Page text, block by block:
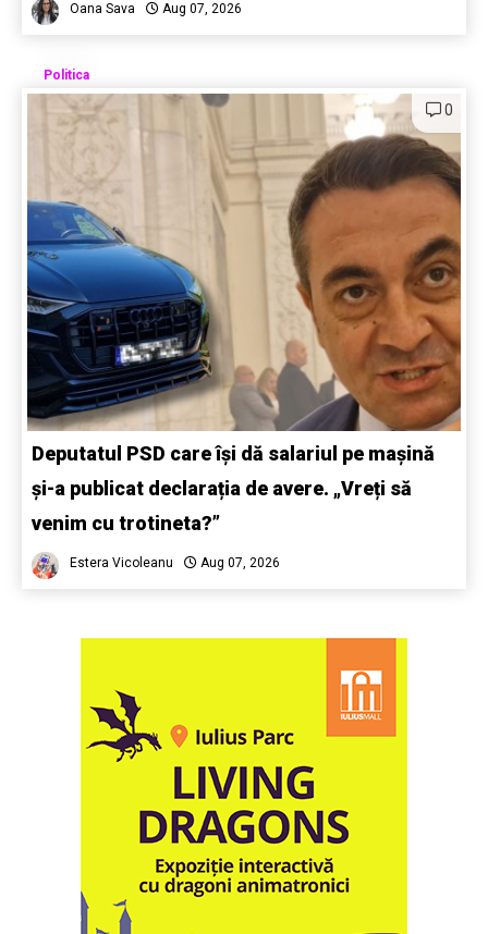
Oana Sava Aug 07, 2026
Politica
0
Deputatul PSD care își dă salariul pe mașină
și-a publicat declarația de avere. „Vreți să
venim cu trotineta?”
Estera Vicoleanu Aug 07, 2026